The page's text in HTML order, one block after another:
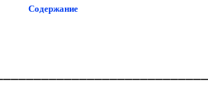
Содержание